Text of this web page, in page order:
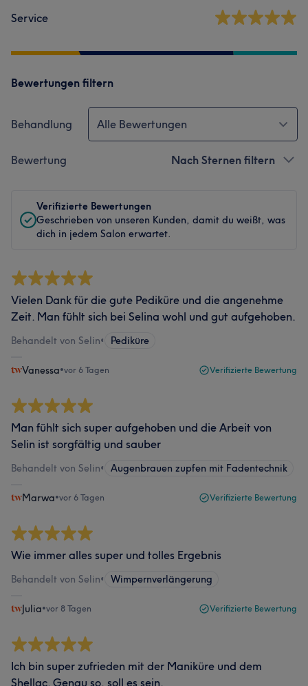
Service
Bewertungen filtern
Behandlung Alle Bewertungen
Bewertung Nach Sternen filtern
Verifizierte Bewertungen
Geschrieben von unseren Kunden, damit du weißt, was
dich in jedem Salon erwartet.
Vielen Dank für die gute Pediküre und die angenehme
Zeit. Man fühlt sich bei Selina wohl und gut aufgehoben.
Behandelt von Selin• Pediküre
Vanessa•vor 6 Tagen Verifizierte Bewertung
Man fühlt sich super aufgehoben und die Arbeit von
Selin ist sorgfältig und sauber
Behandelt von Selin• Augenbrauen zupfen mit Fadentechnik
Marwa•vor 6 Tagen Verifizierte Bewertung
Wie immer alles super und tolles Ergebnis
Behandelt von Selin• Wimpernverlängerung
Julia•vor 8 Tagen Verifizierte Bewertung
Ich bin super zufrieden mit der Maniküre und dem
Shellac. Genau so, soll es sein.